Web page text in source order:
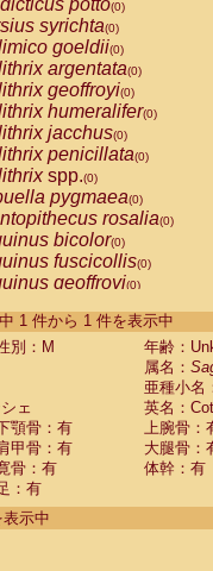
potto(0)
syrichta(0)
goeldii(0)
argentata(0)
geoffroyi(0)
humeralifer(0)
jacchus(0)
penicillata(0)
spp.(0)
pygmaea(0)
rosalia(0)
bicolor(0)
fuscicollis(0)
geoffroyi(0)
labiatus(0)
leucopus (0)
nigricollis (0)
oedipus
weddelli
spp.
trivirgatus
albifrons
1 件から 1 件を表示中
別：M
年齢：
属名：
亜種小名
ェ
英名：
顎骨：有
上腕骨：
甲骨：有
大腿骨：
骨：有
体幹：有
：有
示中